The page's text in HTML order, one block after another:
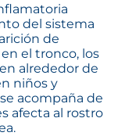
del sistema
de
el tronco, los
alrededor de
niños y
acompaña de
afecta al rostro